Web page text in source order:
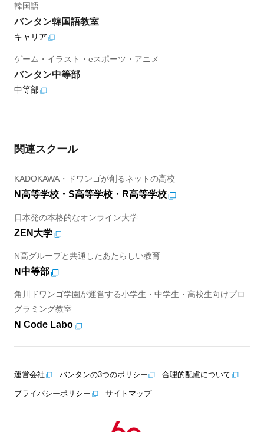
韓国語
バンタン韓国語教室
キャリア
ゲーム・イラスト・eスポーツ・アニメ
バンタン中等部
中等部
関連スクール
KADOKAWA・ドワンゴが創るネットの高校
N高等学校・S高等学校・R高等学校
日本発の本格的なオンライン大学
ZEN大学
N高グループと共通したあたらしい教育
N中等部
角川ドワンゴ学園が運営する小学生・中学生・高校生向けプロ
グラミング教室
N Code Labo
運営会社 バンタンの3つのポリシー 合理的配慮について
プライバシーポリシー サイトマップ